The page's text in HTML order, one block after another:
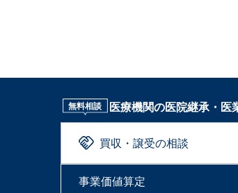
無料相談 医療機関の医院継承・
買収・譲受の相談
事業価値算定